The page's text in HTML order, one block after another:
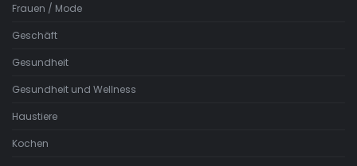
Frauen / Mode
Geschäft
Gesundheit
Gesundheit und Wellness
Haustiere
Kochen